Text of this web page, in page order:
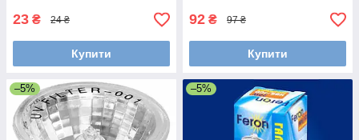
23 ₴ 24 ₴
Купити
92 ₴ 97 ₴
Купити
–5% –5%